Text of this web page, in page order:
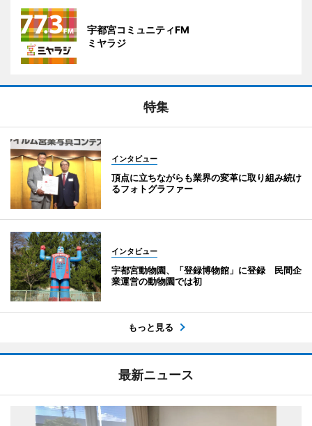
宇都宮コミュニティFM
ミヤラジ
特集
インタビュー
頂点に立ちながらも業界の変革に取り組み続け
るフォトグラファー
インタビュー
宇都宮動物園、「登録博物館」に登録 民間企
業運営の動物園では初
もっと見る
最新ニュース